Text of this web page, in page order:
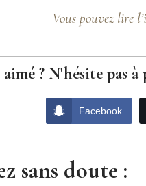
Vous pouvez lire
aimé ? N'hésite pas
Facebook
sans doute :